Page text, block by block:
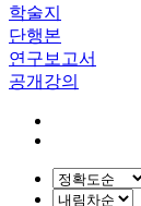
학술지
단행본
연구보고서
공개강의